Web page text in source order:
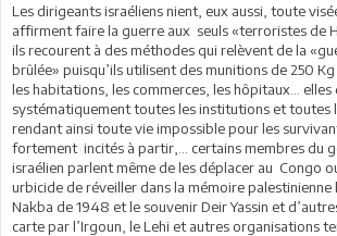
Les dirigeants israéliens nient, eux aussi, toute
affirment faire la guerre aux seuls «terroristes de
ils recourent à des méthodes qui relèvent de la
brûlée» puisqu’ils utilisent des munitions de 250
les habitations, les commerces, les hôpitaux…
systématiquement toutes les institutions et toutes
rendant ainsi toute vie impossible pour les
fortement incités à partir,… certains membres du
israélien parlent même de les déplacer au Congo
urbicide de réveiller dans la mémoire
Nakba de 1948 et le souvenir Deir Yassin et
carte par l’Irgoun, le Lehi et autres organisations